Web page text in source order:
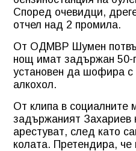
Според очевидци,
отчел над 2 промила.
От ОДМВР Шумен
нощ имат задържан
установен да шофира
алкохол.
От клипа в социалните
задържаният Захариев
арестуват, след като
колата. Претендира, че